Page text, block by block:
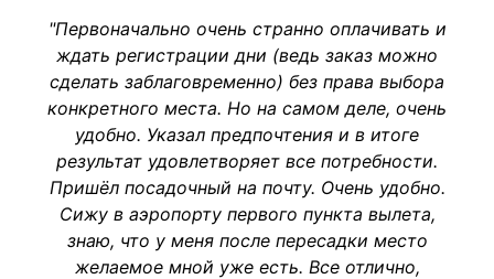
"Первоначально очень странно оплачивать и
ждать регистрации дни (ведь заказ можно
сделать заблаговременно) без права выбора
конкретного места. Но на самом деле, очень
удобно. Указал предпочтения и в итоге
результат удовлетворяет все потребности.
Пришёл посадочный на почту. Очень удобно.
Сижу в аэропорту первого пункта вылета,
знаю, что у меня после пересадки место
желаемое мной уже есть. Все отлично,